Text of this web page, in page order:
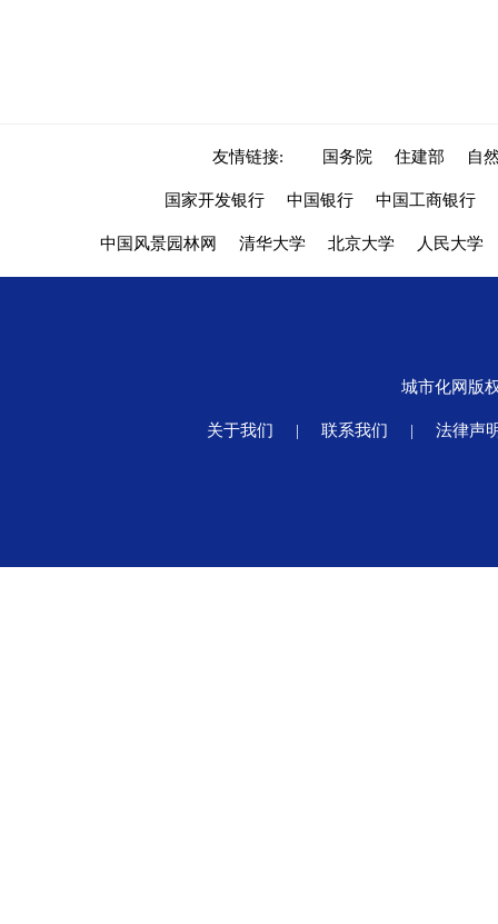
友情链接: 国务院 住建部 自
国家开发银行 中国银行 中国工商银行
中国风景园林网 清华大学 北京大学 人民大学
城市化网版
关于我们 | 联系我们 | 法律声